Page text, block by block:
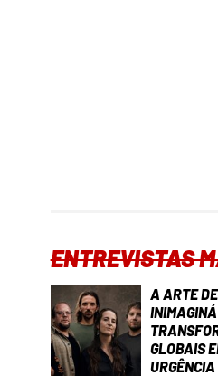
ENTREVISTAS
A ARTE
GLOBAIS